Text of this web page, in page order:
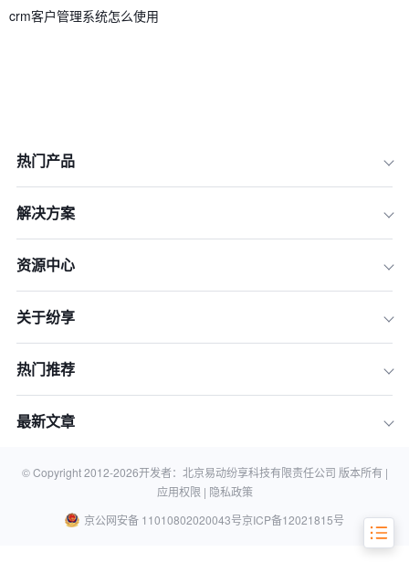
crm客户管理系统怎么使用
四、客户行为分析
相关问答FAQs：
热门产品
解决方案
资源中心
关于纷享
热门推荐
最新文章
© Copyright 2012-2026开发者：北京易动纷享科技有限责任公司 版本所有 |
应用权限 | 隐私政策
京公网安备 11010802020043号京ICP备12021815号